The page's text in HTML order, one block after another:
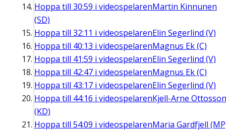
Hoppa till 30:59 i videospelarenMartin Kinnunen
(SD)
Hoppa till 32:11 i videospelarenElin Segerlind (V)
Hoppa till 40:13 i videospelarenMagnus Ek (C)
Hoppa till 41:59 i videospelarenElin Segerlind (V)
Hoppa till 42:47 i videospelarenMagnus Ek (C)
Hoppa till 43:17 i videospelarenElin Segerlind (V)
Hoppa till 44:16 i videospelarenKjell-Arne Ottosson
(KD)
Hoppa till 54:09 i videospelarenMaria Gardfjell